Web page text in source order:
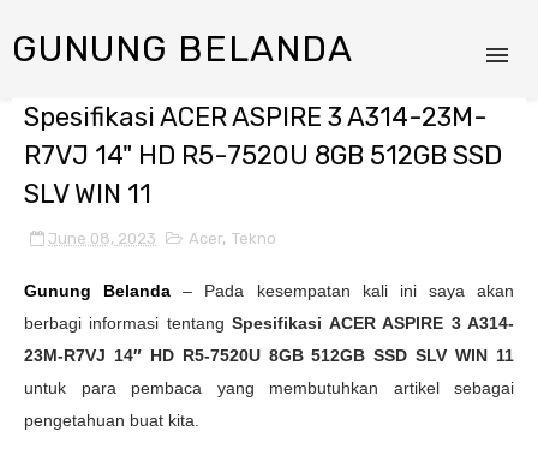
GUNUNG BELANDA
Spesifikasi ACER ASPIRE 3 A314-23M-
R7VJ 14" HD R5-7520U 8GB 512GB SSD
SLV WIN 11
June 08, 2023 Acer, Tekno
Gunung Belanda – Pada kesempatan kali ini saya akan
berbagi informasi tentang Spesifikasi ACER ASPIRE 3 A314-
23M-R7VJ 14″ HD R5-7520U 8GB 512GB SSD SLV WIN 11
untuk para pembaca yang membutuhkan artikel sebagai
pengetahuan buat kita.